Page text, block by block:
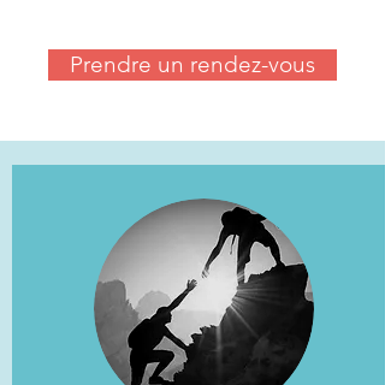
Prendre un rendez-vous